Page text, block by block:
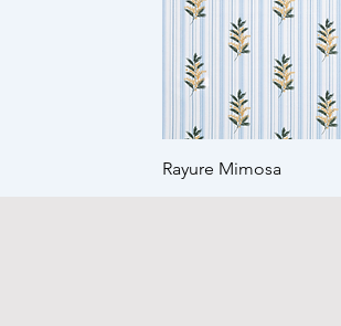
Rayure Mimosa